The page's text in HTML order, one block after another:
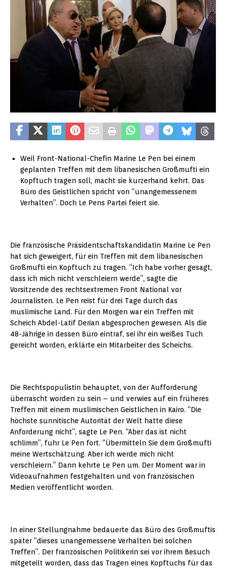
Weil Front-National-Chefin Marine Le Pen bei einem
geplanten Treffen mit dem libanesischen Großmufti ein
Kopftuch tragen soll, macht sie kurzerhand kehrt. Das
Büro des Geistlichen spricht von “unangemessenem
Verhalten”. Doch Le Pens Partei feiert sie.
Die französische Präsidentschaftskandidatin Marine Le Pen
hat sich geweigert, für ein Treffen mit dem libanesischen
Großmufti ein Kopftuch zu tragen. “Ich habe vorher gesagt,
dass ich mich nicht verschleiern werde”, sagte die
Vorsitzende des rechtsextremen Front National vor
Journalisten. Le Pen reist für drei Tage durch das
muslimische Land. Für den Morgen war ein Treffen mit
Scheich Abdel-Latif Derian abgesprochen gewesen. Als die
48-Jährige in dessen Büro eintraf, sei ihr ein weißes Tuch
gereicht worden, erklärte ein Mitarbeiter des Scheichs.
Die Rechtspopulistin behauptet, von der Aufforderung
überrascht worden zu sein – und verwies auf ein früheres
Treffen mit einem muslimischen Geistlichen in Kairo. “Die
höchste sunnitische Autorität der Welt hatte diese
Anforderung nicht”, sagte Le Pen. “Aber das ist nicht
schlimm”, fuhr Le Pen fort. “Übermitteln Sie dem Großmufti
meine Wertschätzung. Aber ich werde mich nicht
verschleiern.” Dann kehrte Le Pen um. Der Moment war in
Videoaufnahmen festgehalten und von französischen
Medien veröffentlicht worden.
In einer Stellungnahme bedauerte das Büro des Großmuftis
später “dieses unangemessene Verhalten bei solchen
Treffen”. Der französischen Politikerin sei vor ihrem Besuch
mitgeteilt worden, dass das Tragen eines Kopftuchs für das